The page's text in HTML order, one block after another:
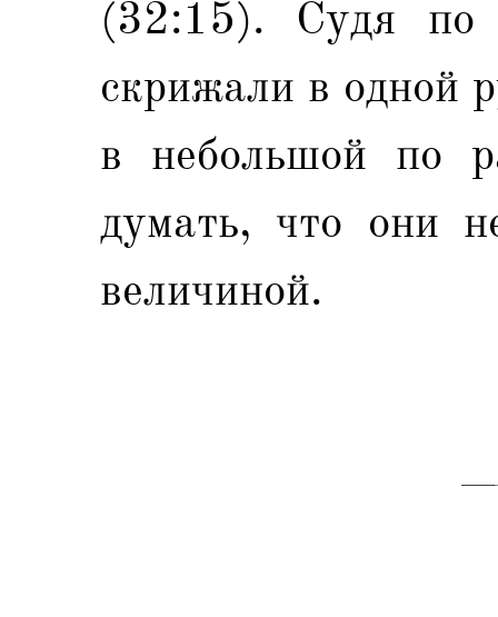
(32:15). Судя по
скрижали в одной
в небольшой по
думать, что они
величиной.